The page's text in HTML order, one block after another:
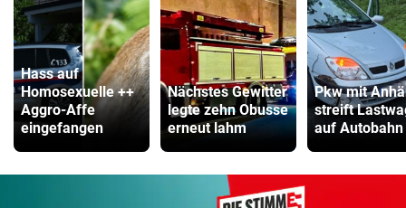
Hass auf
Homosexuelle ++
Aggro-Affe
eingefangen
Nächstes Gewitter
legte zehn Obusse
erneut lahm
Pkw mit
streift
auf Autobahn